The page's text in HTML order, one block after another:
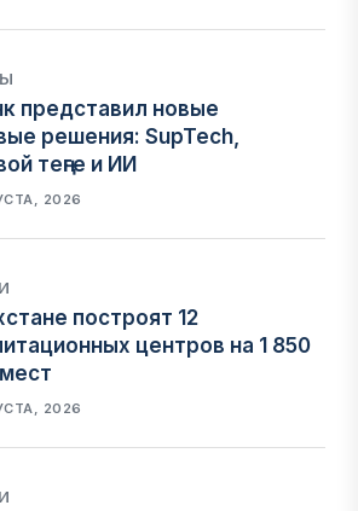
представил новые
решения: SupTech,
теңге и ИИ
2026
построят 12
центров на 1 850
2026